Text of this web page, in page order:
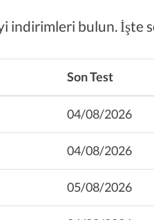
indirimleri bulun. İşte
Son Test
04/08/2026
04/08/2026
05/08/2026